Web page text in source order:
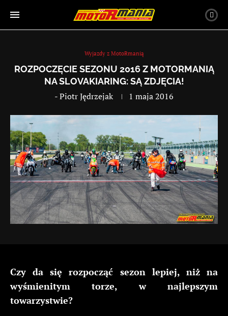
Wyjazdy z MotoRmanią
ROZPOCZĘCIE SEZONU 2016 Z MOTORMANIĄ
NA SLOVAKIARING: SĄ ZDJĘCIA!
-Piotr Jędrzejak 1 maja 2016
Czy da się rozpocząć sezon lepiej, niż na
wyśmienitym torze, w najlepszym
towarzystwie?